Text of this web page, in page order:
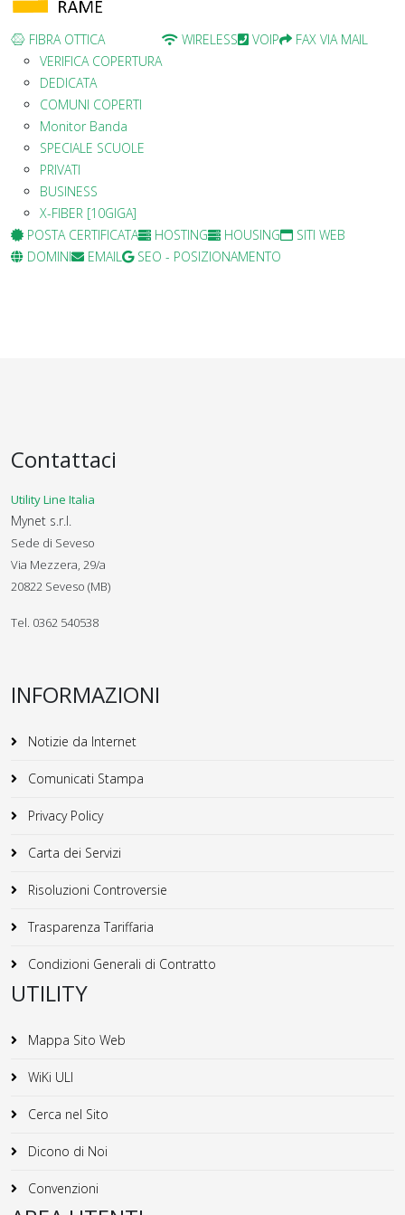
FIBRA OTTICA
VERIFICA COPERTURA
DEDICATA
COMUNI COPERTI
Monitor Banda
SPECIALE SCUOLE
PRIVATI
BUSINESS
X-FIBER [10GIGA]
WIRELESS VOIP FAX VIA MAIL
POSTA CERTIFICATA HOSTING HOUSING
SITI WEB
DOMINI
EMAIL SEO - POSIZIONAMENTO
Contattaci
Utility Line Italia
Mynet s.r.l.
Sede di Seveso
Via Mezzera, 29/a
20822 Seveso (MB)
Tel. 0362 540538
INFORMAZIONI
Notizie da Internet
Comunicati Stampa
Privacy Policy
Carta dei Servizi
Risoluzioni Controversie
Trasparenza Tariffaria
Condizioni Generali di Contratto
UTILITY
Mappa Sito Web
WiKi ULI
Cerca nel Sito
Dicono di Noi
Convenzioni